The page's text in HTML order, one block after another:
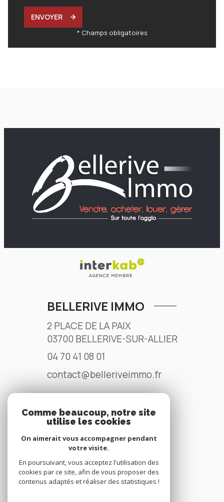
ENVOYER
* Champs obligatoires
BELLERIVE IMMO
2 PLACE DE LA PAIX
03700 BELLERIVE-SUR-ALLIER
04 70 41 08 01
contact@belleriveimmo.fr
NOS RÉSEAUX
Nous suivre
Comme beaucoup, notre site
utilise les cookies
On aimerait vous accompagner pendant
votre visite.
En poursuivant, vous acceptez l'utilisation des
cookies par ce site, afin de vous proposer des
contenus adaptés et réaliser des statistiques !